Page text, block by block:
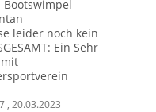
leider noch kein
Ein Sehr
, 20.03.2023